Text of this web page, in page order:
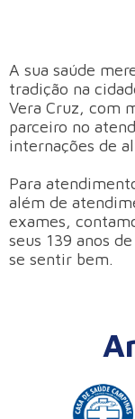
A sua saúde
tradição na
Vera Cruz, com
parceiro no
internações de
Para
além de
exames,
seus 139 anos
se sentir bem.